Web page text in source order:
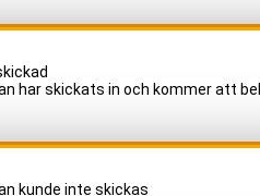
har skickats in och kommer att
kunde inte skickas